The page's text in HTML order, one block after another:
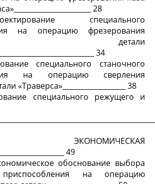
28
специального
на операцию фрезерования
детали
34
специального станочного
на операцию сверления
«Траверса»__________________ 38
специального режущего и
49
обоснование выбора
приспособления на операцию